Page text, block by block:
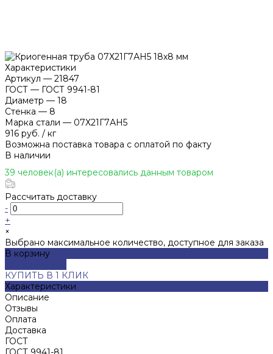
Характеристики
Артикул — 21847
ГОСТ — ГОСТ 9941-81
Диаметр — 18
Стенка — 8
Марка стали — 07Х21Г7АН5
916 руб. / кг
Возможна поставка товара с оплатой по факту
В наличии
39 человек(а) интересовались данным товаром
Рассчитать доставку
-
+
×
Выбрано максимальное количество, доступное для заказа
В корзину
КУПИТЬ В 1 КЛИК
Характеристики
Описание
Отзывы
Оплата
Доставка
ГОСТ